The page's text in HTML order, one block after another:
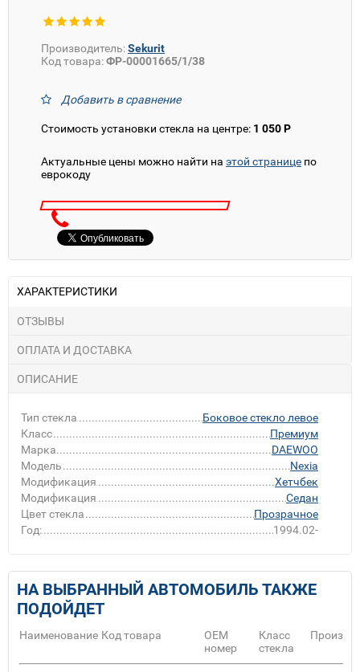
Производитель:Sekurit
Код товара:ФР-00001665/1/38
Добавить в сравнение
Стоимость установки стекла на центре: 1 050 Р
Актуальные цены можно найти на этой странице по
еврокоду
ХАРАКТЕРИСТИКИ
ОТЗЫВЫ
ОПЛАТА И ДОСТАВКА
ОПИСАНИЕ
Тип стекла
Боковое стекло левое
Класс
Премиум
Марка
DAEWOO
Модель
Nexia
Модификация
Хетчбек
Модификация
Седан
Цвет стекла
Прозрачное
Год:
1994.02-
НА ВЫБРАННЫЙ АВТОМОБИЛЬ ТАКЖЕ
ПОДОЙДЕТ
Наименование Код товара
ОЕМ
номер
Класс
стекла